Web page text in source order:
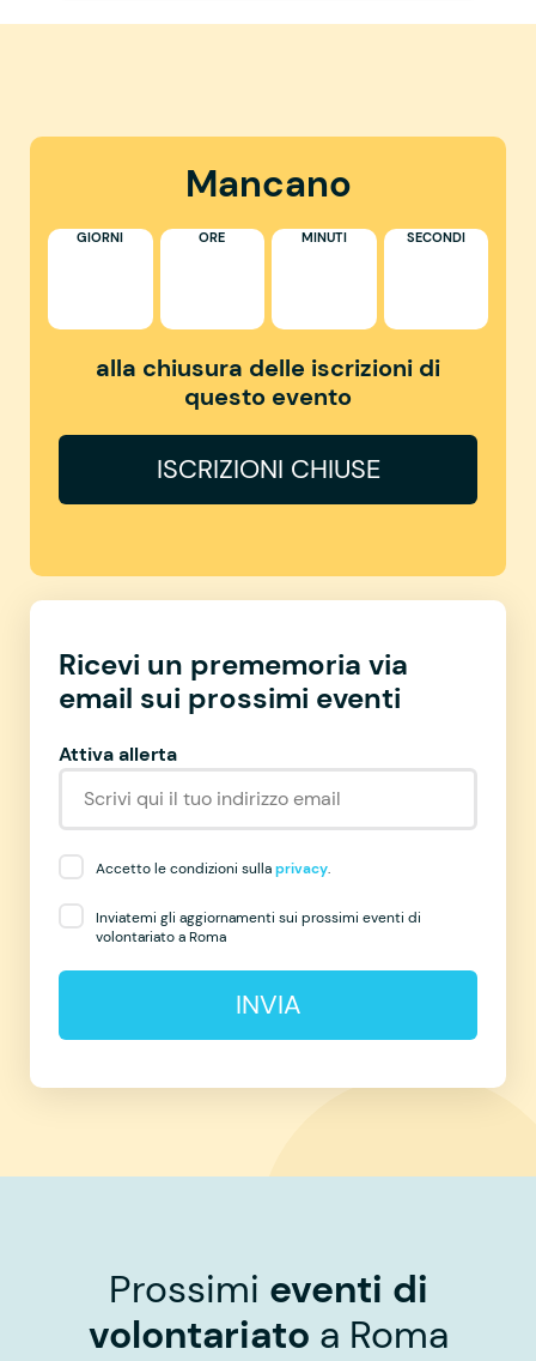
Mancano
GIORNI ORE MINUTI SECONDI
alla chiusura delle iscrizioni di
questo evento
ISCRIZIONI CHIUSE
Ricevi un prememoria via
email sui prossimi eventi
Attiva allerta
Accetto le condizioni sullaprivacy.
Inviatemi gli aggiornamenti sui prossimi eventi di
volontariato a Roma
INVIA
Prossimi eventi di
volontariato a Roma